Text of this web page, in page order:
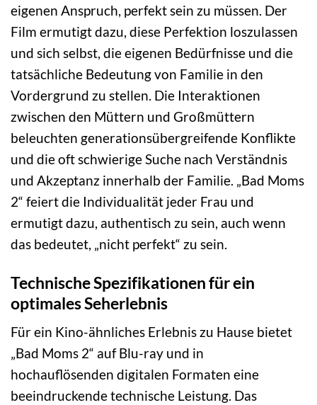
eigenen Anspruch, perfekt sein zu müssen. Der
Film ermutigt dazu, diese Perfektion loszulassen
und sich selbst, die eigenen Bedürfnisse und die
tatsächliche Bedeutung von Familie in den
Vordergrund zu stellen. Die Interaktionen
zwischen den Müttern und Großmüttern
beleuchten generationsübergreifende Konflikte
und die oft schwierige Suche nach Verständnis
und Akzeptanz innerhalb der Familie. „Bad Moms
2“ feiert die Individualität jeder Frau und
ermutigt dazu, authentisch zu sein, auch wenn
das bedeutet, „nicht perfekt“ zu sein.
Technische Spezifikationen für ein
optimales Seherlebnis
Für ein Kino-ähnliches Erlebnis zu Hause bietet
„Bad Moms 2“ auf Blu-ray und in
hochauflösenden digitalen Formaten eine
beeindruckende technische Leistung. Das